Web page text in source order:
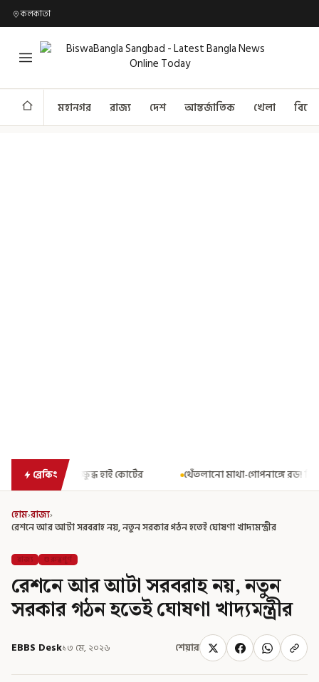
কলকাতা
মহানগর রাজ্য দেশ আন্তর্জাতিক খেলা
ব্রেকিং থেঁতলানো মাথা-গোপনাঙ্গে রড! বিজেপিশাসিত অসমে
হোম›রাজ্য›
রেশনে আর আটা সরবরাহ নয়, নতুন সরকার গঠন হতেই ঘোষণা খাদ্যমন্ত্রীর
রাজ্য গুরুত্বপূর্ণ
রেশনে আর আটা সরবরাহ নয়, নতুন
সরকার গঠন হতেই ঘোষণা খাদ্যমন্ত্রীর
EBBS Desk১৩ মে, ২০২৬ শেয়ার